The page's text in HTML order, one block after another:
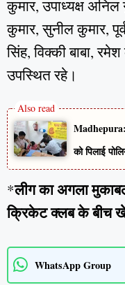
कुमार, उपाध्यक्ष
कुमार, सुनील कुमार,
सिंह, विक्की बाबा,
उपस्थित रहे।
को पिलाई
*लीग का अगला
क्रिकेट क्लब के बीच
WhatsApp Group